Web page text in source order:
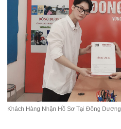
Khách Hàng Nhận Hồ Sơ Tại Đông Dương